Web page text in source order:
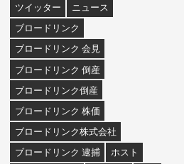
ツイッター
ニュース
ブロードリンク
ブロードリンク 会見
ブロードリンク 倒産
ブロードリンク倒産
ブロードリンク 株価
ブロードリンク株式会社
ブロードリンク 逮捕
ホスト